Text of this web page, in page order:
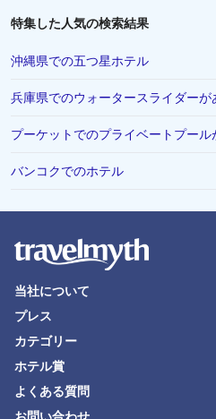
特集した人気の検索結果
沖縄県での五つ星ホテル
兵庫県でのウォータースライダーが
プーケットでのプライベートプー
バンコクでのホテル
当社について
プレス
カテゴリー
ホテル賞
よくある質問